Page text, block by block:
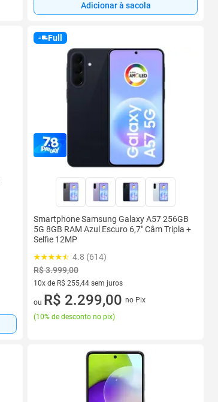
Adicionar à sacola
Full
Smartphone Samsung Galaxy A57 256GB
5G 8GB RAM Azul Escuro 6,7" Câm Tripla +
Selfie 12MP
4.8 (614)
R$ 3.999,00
10x de R$ 255,44 sem juros
10 vez de R$ 255,44 sem juros
ou R$ 2.299,00 no Pix
(10% de desconto no pix)